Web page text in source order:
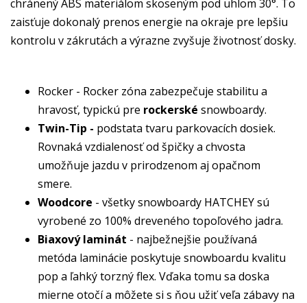
chránený ABS materiálom skoseným pod uhlom 30°. To
zaisťuje dokonalý prenos energie na okraje pre lepšiu
kontrolu v zákrutách a výrazne zvyšuje životnosť dosky.
Rocker - Rocker zóna zabezpečuje stabilitu a
hravosť, typickú pre rockerské snowboardy.
Twin-Tip - podstata tvaru parkovacích dosiek.
Rovnaká vzdialenosť od špičky a chvosta
umožňuje jazdu v prirodzenom aj opačnom
smere.
Woodcore - všetky snowboardy HATCHEY sú
vyrobené zo 100% dreveného topoľového jadra.
Biaxový laminát - najbežnejšie používaná
metóda laminácie poskytuje snowboardu kvalitu
pop a ľahký torzný flex. Vďaka tomu sa doska
mierne otočí a môžete si s ňou užiť veľa zábavy na